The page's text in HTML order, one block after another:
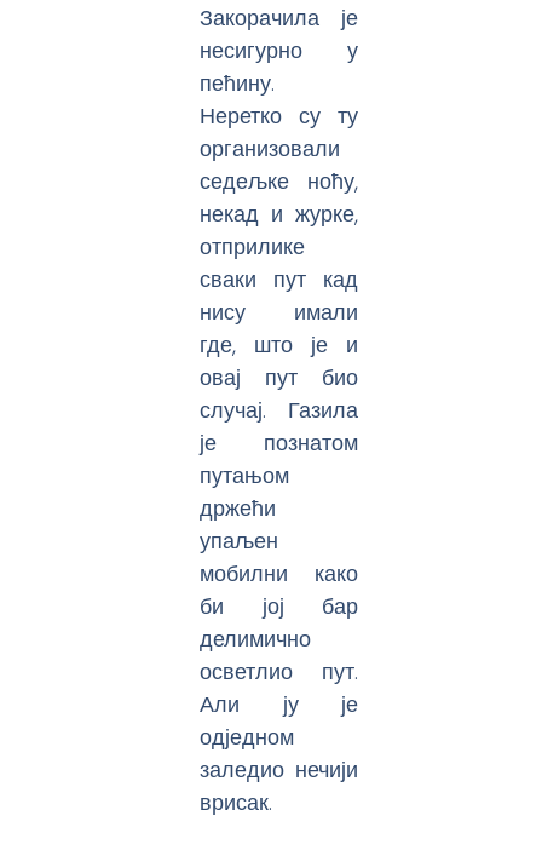
Закорачила је
несигурно у
пећину.
Неретко су ту
организовали
седељке ноћу,
некад и журке,
отприлике
сваки пут кад
нису имали
где, што је и
овај пут био
случај. Газила
је познатом
путањом
држећи
упаљен
мобилни како
би јој бар
делимично
осветлио пут.
Али ју је
одједном
заледио нечији
врисак.